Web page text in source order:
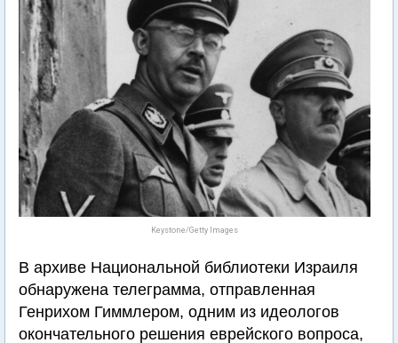
Keystone/Getty Images
В архиве Национальной библиотеки Израиля
обнаружена телеграмма, отправленная
Генрихом Гиммлером, одним из идеологов
окончательного решения еврейского вопроса,